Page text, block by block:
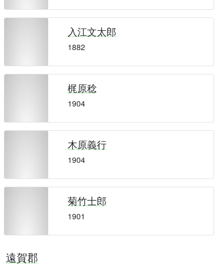
入江文太郎
1882
梶原稔
1904
木原義行
1904
菊竹士郎
1901
遠賀郡